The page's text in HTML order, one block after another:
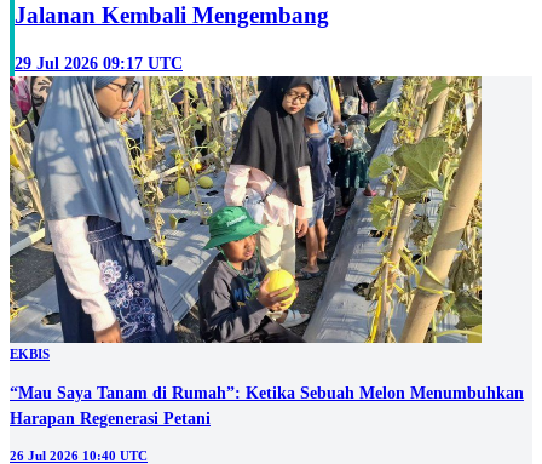
Jalanan Kembali Mengembang
29 Jul 2026 09:17 UTC
EKBIS
“Mau Saya Tanam di Rumah”: Ketika Sebuah Melon Menumbuhkan
Harapan Regenerasi Petani
26 Jul 2026 10:40 UTC